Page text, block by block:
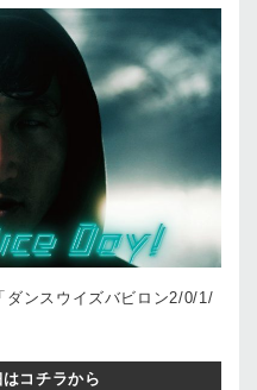
ンスウイズバビロン2/0/1/
コチラから